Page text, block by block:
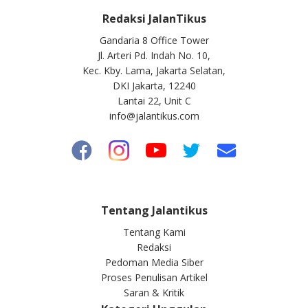
Redaksi JalanTikus
Gandaria 8 Office Tower
Jl. Arteri Pd. Indah No. 10,
Kec. Kby. Lama, Jakarta Selatan,
DKI Jakarta, 12240
Lantai 22, Unit C
info@jalantikus.com
Tentang Jalantikus
Tentang Kami
Redaksi
Pedoman Media Siber
Proses Penulisan Artikel
Saran & Kritik